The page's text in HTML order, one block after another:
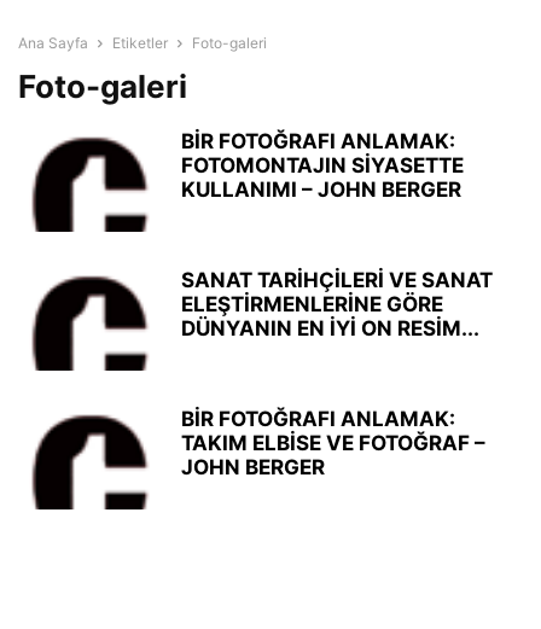
Ana Sayfa Etiketler Foto-galeri
Foto-galeri
BİR FOTOĞRAFI ANLAMAK:
FOTOMONTAJIN SİYASETTE
KULLANIMI – JOHN BERGER
SANAT TARİHÇİLERİ VE SANAT
ELEŞTİRMENLERİNE GÖRE
DÜNYANIN EN İYİ ON RESİM...
BİR FOTOĞRAFI ANLAMAK:
TAKIM ELBİSE VE FOTOĞRAF –
JOHN BERGER